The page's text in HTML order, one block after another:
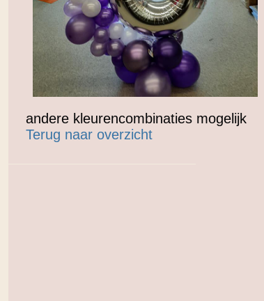
andere kleurencombinaties mogelijk
Terug naar overzicht